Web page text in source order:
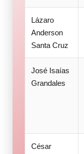
Lázaro
Anderson
Santa Cruz
José Isaías
Grandales
César